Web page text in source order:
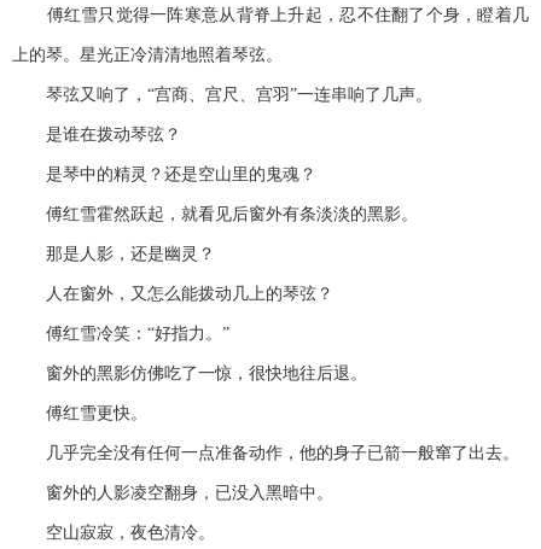
傅红雪只觉得一阵寒意从背脊上升起，忍不住翻了个身，瞪着几
上的琴。星光正冷清清地照着琴弦。
琴弦又响了，“宫商、宫尺、宫羽”一连串响了几声。
是谁在拨动琴弦？
是琴中的精灵？还是空山里的鬼魂？
傅红雪霍然跃起，就看见后窗外有条淡淡的黑影。
那是人影，还是幽灵？
人在窗外，又怎么能拨动几上的琴弦？
傅红雪冷笑：“好指力。”
窗外的黑影仿佛吃了一惊，很快地往后退。
傅红雪更快。
几乎完全没有任何一点准备动作，他的身子已箭一般窜了出去。
窗外的人影凌空翻身，已没入黑暗中。
空山寂寂，夜色清冷。